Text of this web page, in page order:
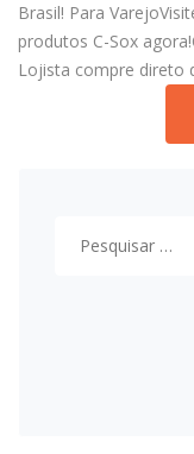
Brasil! Para
produtos C-Sox
Lojista compre direto
por: